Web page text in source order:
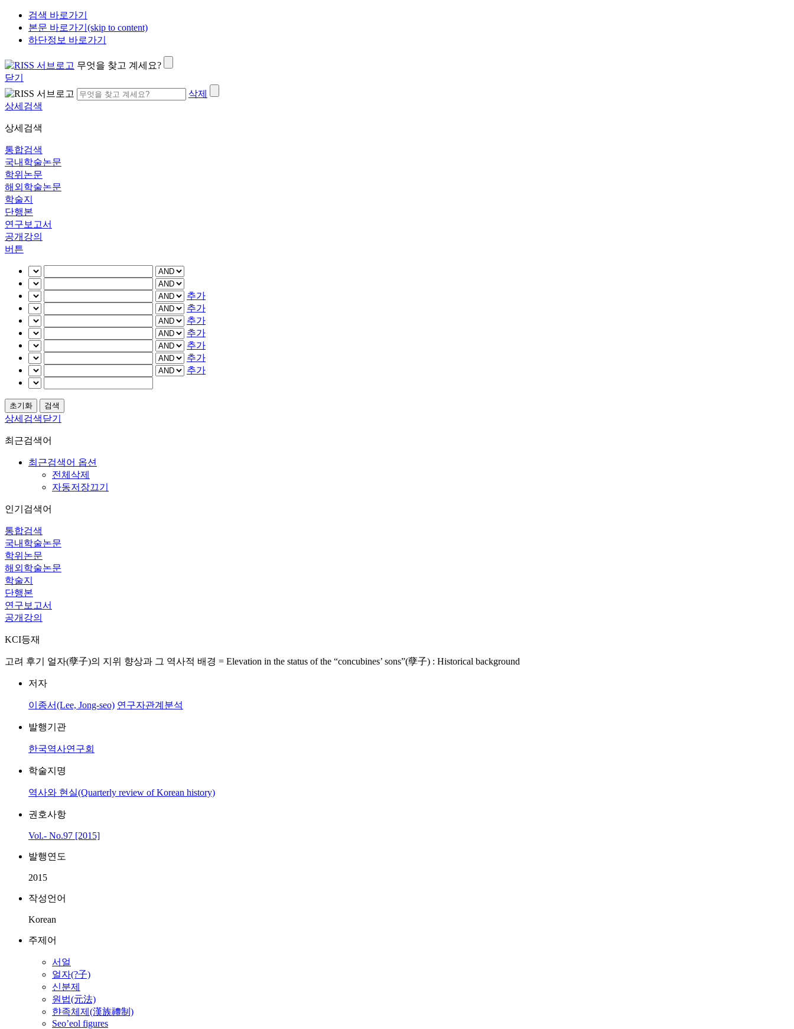
검색 바로가기
본문 바로가기(skip to content)
하단정보 바로가기
무엇을 찾고 계세요?
닫기
삭제
상세검색
상세검색
통합검색
국내학술논문
학위논문
해외학술논문
학술지
단행본
연구보고서
공개강의
버튼
추가
추가
추가
추가
추가
추가
추가
상세검색닫기
최근검색어
최근검색어 옵션
전체삭제
자동저장끄기
인기검색어
통합검색
국내학술논문
학위논문
해외학술논문
학술지
단행본
연구보고서
공개강의
KCI등재
고려 후기 얼자(孽子)의 지위 향상과 그 역사적 배경 = Elevation in the status of the “concubines’ sons”(孽子) : Historical background
저자
이종서(Lee, Jong-seo) 연구자관계분석
발행기관
한국역사연구회
학술지명
역사와 현실(Quarterly review of Korean history)
권호사항
Vol.- No.97 [2015]
발행연도
2015
작성언어
Korean
주제어
서얼
얼자(?子)
신분제
원법(元法)
햔족체제(漢族禮制)
Seo’eol figures